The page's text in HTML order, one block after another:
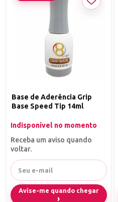
Base de Aderência Grip
Base Speed Tip 14ml
Indisponível no momento
Receba um aviso quando
voltar.
Avise-me quando chegar